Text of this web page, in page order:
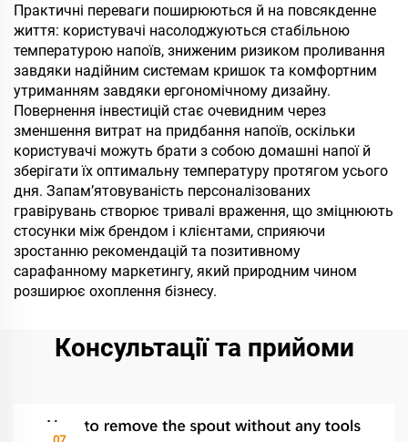
Практичні переваги поширюються й на повсякденне
життя: користувачі насолоджуються стабільною
температурою напоїв, зниженим ризиком проливання
завдяки надійним системам кришок та комфортним
утриманням завдяки ергономічному дизайну.
Повернення інвестицій стає очевидним через
зменшення витрат на придбання напоїв, оскільки
користувачі можуть брати з собою домашні напої й
зберігати їх оптимальну температуру протягом усього
дня. Запам’ятовуваність персоналізованих
гравірувань створює тривалі враження, що зміцнюють
стосунки між брендом і клієнтами, сприяючи
зростанню рекомендацій та позитивному
сарафанному маркетингу, який природним чином
розширює охоплення бізнесу.
Консультації та прийоми
07